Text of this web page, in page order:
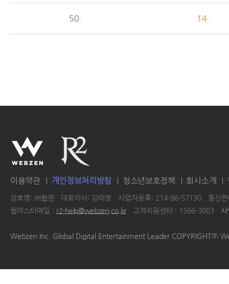
50 14
이용약관 개인정보처리방침 청소년보호정책 회사소개
상호명: ㈜웹젠 대표이사: 김태영 사업자등록: 214-86-57130
통신
웹마스터메일 : r2-help@webzen.co.kr 고객지원센터 : 1566-3003
Webzen Inc. Global Digital Entertainment Leader COPYRIGHTⓒ